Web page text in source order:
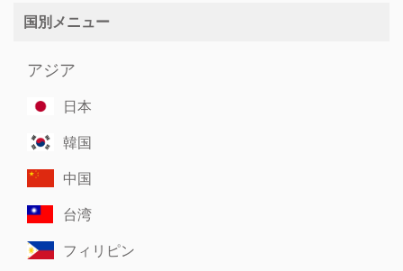
国別メニュー
アジア
日本
韓国
中国
台湾
フィリピン